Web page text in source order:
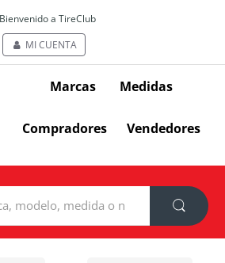
Bienvenido a TireClub
MI CUENTA
Marcas Medidas
Compradores Vendedores